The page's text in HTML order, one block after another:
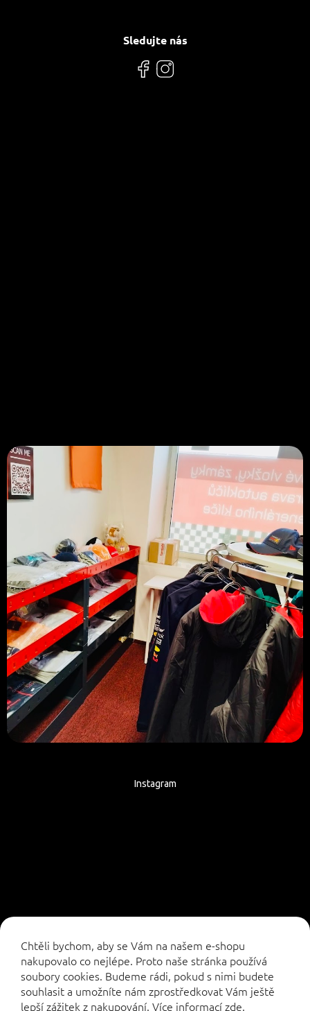
Chtěli bychom, aby se Vám na našem e-shopu
nakupovalo co nejlépe. Proto naše stránka používá
soubory cookies. Budeme rádi, pokud s nimi budete
souhlasit a umožníte nám zprostředkovat Vám ještě
lepší zážitek z nakupování. Více informacízde.
Sledujte nás
Instagram